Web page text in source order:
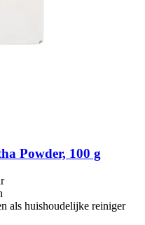
Powder, 100 g
als huishoudelijke reiniger